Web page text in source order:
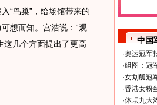
“鸟巢”，给场馆带来的
可想而知。宫浩说：“观
这几个方面提出了更高
中国
·奥运冠军
·组图：冠
·女划艇冠
·香港女粉
·体坛九大